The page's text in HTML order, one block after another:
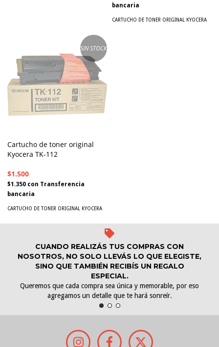
bancaria
CARTUCHO DE TONER ORIGINAL KYOCERA
SIN STOCK
Cartucho de toner original
Kyocera TK-112
$1.500
$1.350 con Transferencia
bancaria
CARTUCHO DE TONER ORIGINAL KYOCERA
CUANDO REALIZÁS TUS COMPRAS CON
NOSOTROS, NO SOLO LLEVÁS LO QUE ELEGISTE,
SINO QUE TAMBIÉN RECIBÍS UN REGALO
ESPECIAL.
Queremos que cada compra sea única y memorable, por eso
agregamos un detalle que te hará sonreír.